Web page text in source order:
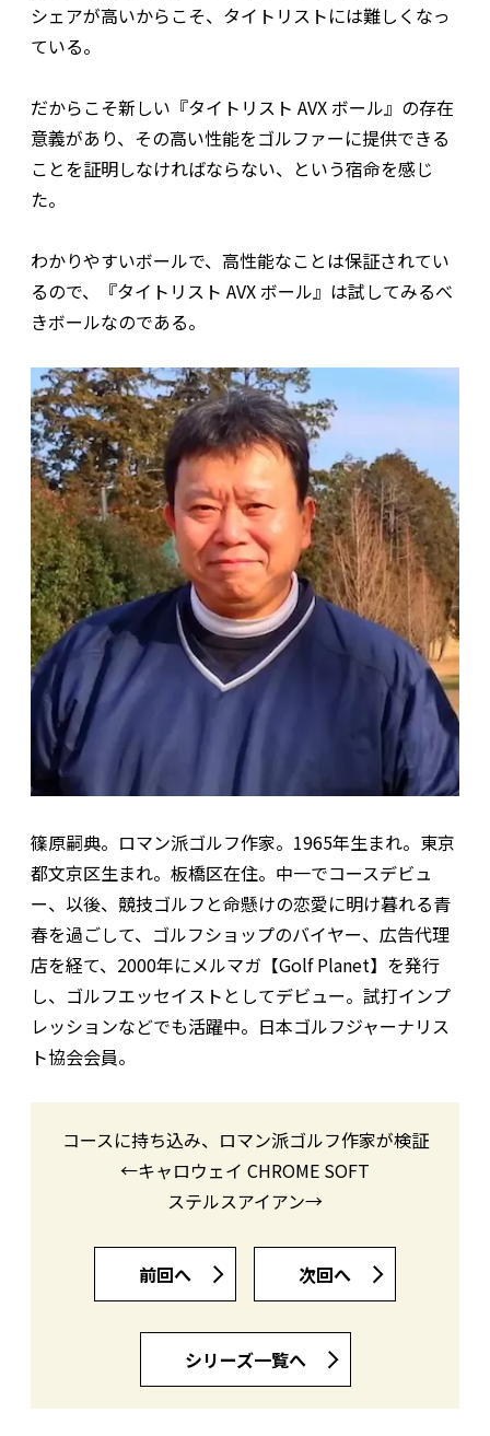
シェアが高いからこそ、タイトリストには難しくなっ
ている。
だからこそ新しい『タイトリスト AVX ボール』の存在
意義があり、その高い性能をゴルファーに提供できる
ことを証明しなければならない、という宿命を感じ
た。
わかりやすいボールで、高性能なことは保証されてい
るので、『タイトリスト AVX ボール』は試してみるべ
きボールなのである。
篠原嗣典。ロマン派ゴルフ作家。1965年生まれ。東京
都文京区生まれ。板橋区在住。中一でコースデビュ
ー、以後、競技ゴルフと命懸けの恋愛に明け暮れる青
春を過ごして、ゴルフショップのバイヤー、広告代理
店を経て、2000年にメルマガ【Golf Planet】を発行
し、ゴルフエッセイストとしてデビュー。試打インプ
レッションなどでも活躍中。日本ゴルフジャーナリス
ト協会会員。
コースに持ち込み、ロマン派ゴルフ作家が検証
←キャロウェイ CHROME SOFT
ステルスアイアン→
前回へ 次回へ
シリーズ一覧へ